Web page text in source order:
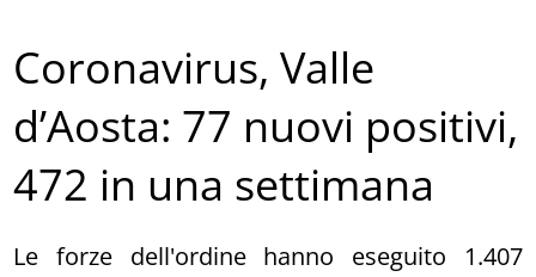
Coronavirus, Valle
d’Aosta: 77 nuovi positivi,
472 in una settimana
Le forze dell'ordine hanno eseguito 1.407